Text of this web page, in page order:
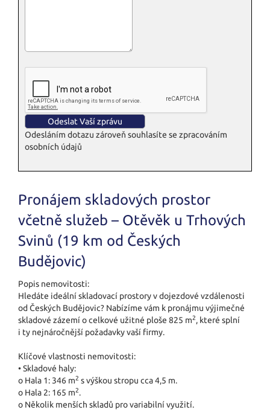
Odesláním dotazu zároveň souhlasíte se zpracováním
osobních údajů
Pronájem skladových prostor
včetně služeb – Otěvěk u Trhových
Svinů (19 km od Českých
Budějovic)
Popis nemovitosti:
Hledáte ideální skladovací prostory v dojezdové vzdálenosti
od Českých Budějovic? Nabízíme vám k pronájmu výjimečné
skladové zázemí o celkové užitné ploše 825 m2, které splní
i ty nejnáročnější požadavky vaší firmy.
Klíčové vlastnosti nemovitosti:
• Skladové haly:
o Hala 1: 346 m2 s výškou stropu cca 4,5 m.
o Hala 2: 165 m2.
o Několik menších skladů pro variabilní využití.